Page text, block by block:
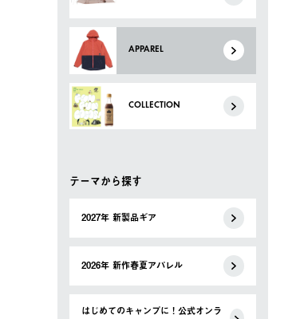
APPAREL
COLLECTION
テーマから探す
2027年 新製品ギア
2026年 新作春夏アパレル
はじめてのキャンプに！公式オンラ